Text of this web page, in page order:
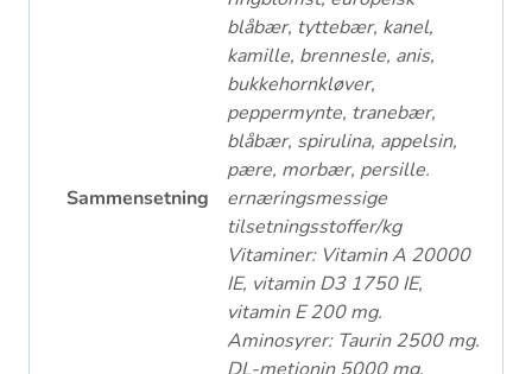
Sammensetning
blåbær, tyttebær, kanel,
kamille, brennesle, anis,
bukkehornkløver,
peppermynte, tranebær,
blåbær, spirulina, appelsin,
pære, morbær, persille.
ernæringsmessige
tilsetningsstoffer/kg
Vitaminer: Vitamin A 20000
IE, vitamin D3 1750 IE,
vitamin E 200 mg.
Aminosyrer: Taurin 2500 mg.